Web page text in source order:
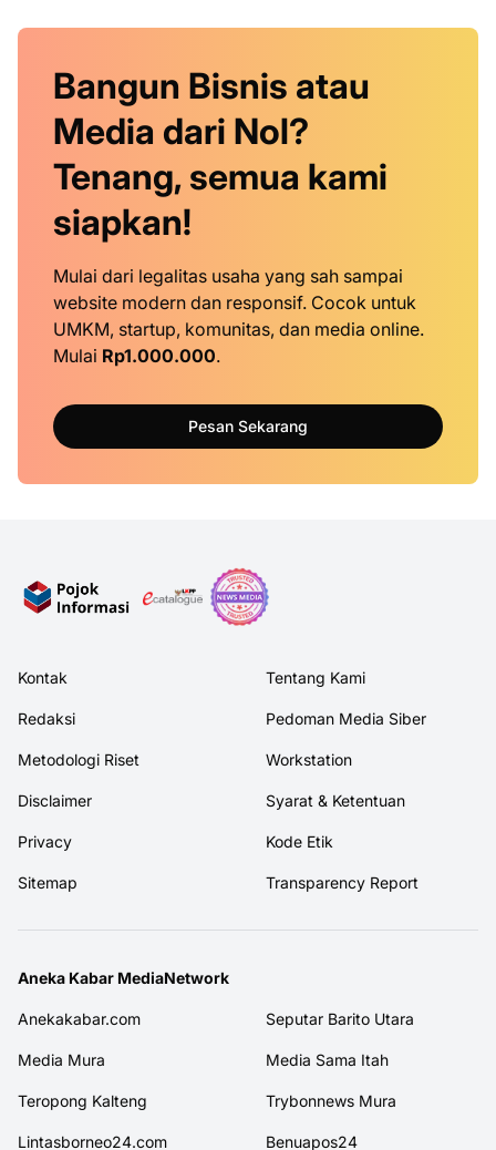
Bangun Bisnis atau
Media dari Nol?
Tenang, semua kami
siapkan!
Mulai dari legalitas usaha yang sah sampai
website modern dan responsif. Cocok untuk
UMKM, startup, komunitas, dan media online.
Mulai Rp1.000.000.
Pesan Sekarang
Kontak Tentang Kami
Redaksi Pedoman Media Siber
Metodologi Riset Workstation
Disclaimer Syarat & Ketentuan
Privacy Kode Etik
Sitemap Transparency Report
Aneka Kabar MediaNetwork
Anekakabar.com Seputar Barito Utara
Media Mura Media Sama Itah
Teropong Kalteng Trybonnews Mura
Lintasborneo24.com Benuapos24